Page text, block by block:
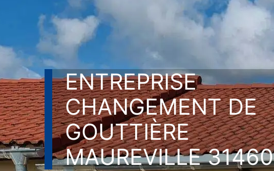
ENTREPRISE
CHANGEMENT DE
GOUTTIÈRE
MAUREVILLE 31460